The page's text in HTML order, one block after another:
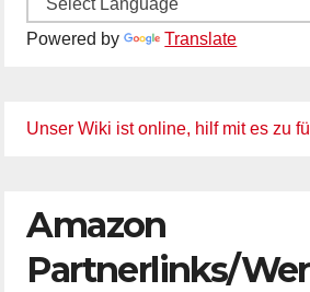
Powered by Translate
Unser Wiki ist online, hilf mit es zu
Amazon
Partnerlinks/